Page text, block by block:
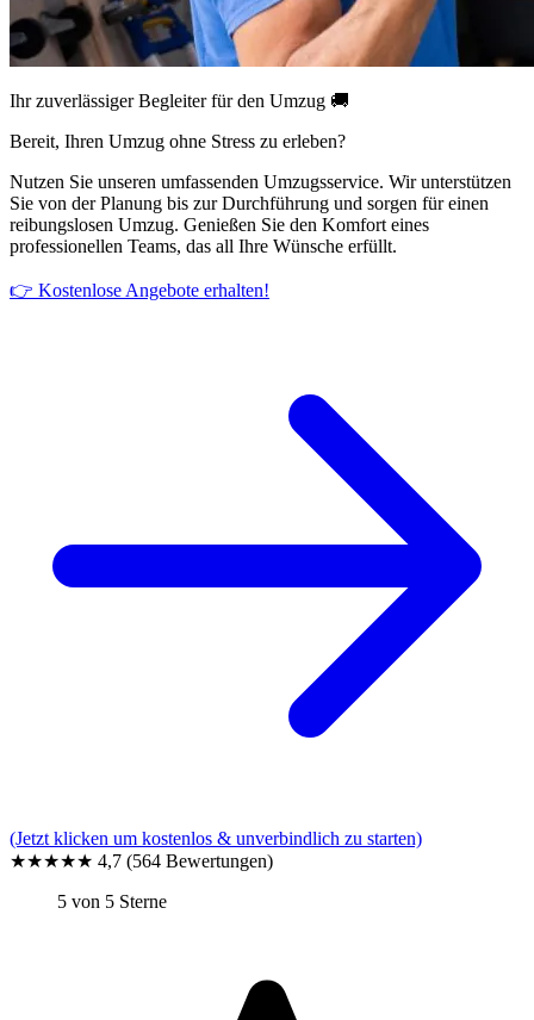
Ihr zuverlässiger Begleiter für den Umzug 🚚
Bereit, Ihren Umzug ohne Stress zu erleben?
Nutzen Sie unseren umfassenden Umzugsservice. Wir unterstützen
Sie von der Planung bis zur Durchführung und sorgen für einen
reibungslosen Umzug. Genießen Sie den Komfort eines
professionellen Teams, das all Ihre Wünsche erfüllt.
👉 Kostenlose Angebote erhalten!
(Jetzt klicken um kostenlos & unverbindlich zu starten)
★★★★★ 4,7 (564 Bewertungen)
5 von 5 Sterne